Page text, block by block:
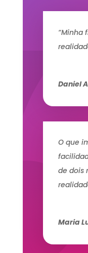
“Minha
Daniel
O que
de dois
Maria